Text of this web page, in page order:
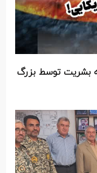
بشریت توسط بزرگ